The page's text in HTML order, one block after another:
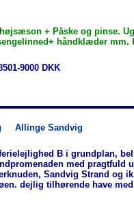
+ Påske og pinse.
håndklæder mm.
9000 DKK
Allinge Sandvig
B i grundplan,
med pragtfuld
Sandvig Strand og
dejlig tilhørende have